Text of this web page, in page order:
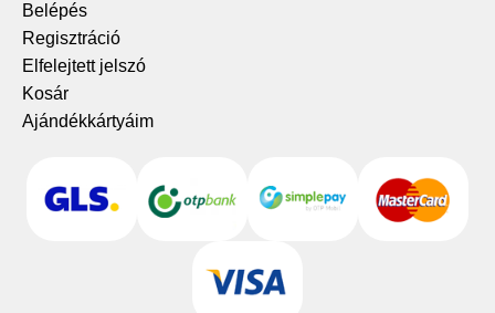
Belépés
Regisztráció
Elfelejtett jelszó
Kosár
Ajándékkártyáim